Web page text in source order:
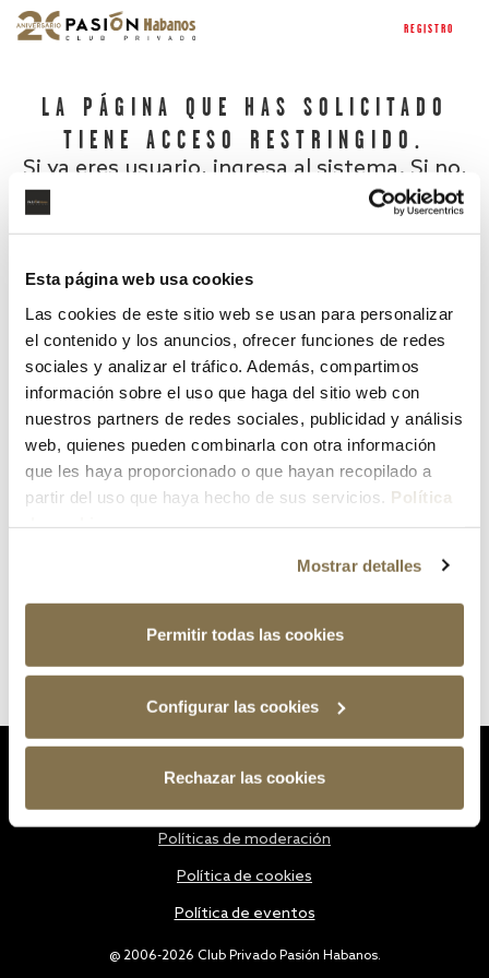
Esta página web usa cookies
Las cookies de este sitio web se usan para personalizar
el contenido y los anuncios, ofrecer funciones de redes
sociales y analizar el tráfico. Además, compartimos
información sobre el uso que haga del sitio web con
nuestros partners de redes sociales, publicidad y análisis
web, quienes pueden combinarla con otra información
que les haya proporcionado o que hayan recopilado a
partir del uso que haya hecho de sus servicios. Política
Mostrar detalles
Permitir todas las cookies
Configurar las cookies
Rechazar las cookies
REGISTRO
LA PÁGINA QUE HAS SOLICITADO
TIENE ACCESO RESTRINGIDO.
Si ya eres usuario, ingresa al sistema. Si no,
¿Has olvidado tu contraseña?
@ 2006-2026 Club Privado Pasión Habanos.
Políticas de moderación
Política de cookies
Política de eventos